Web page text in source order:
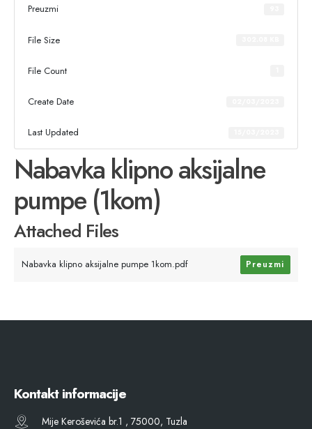
Preuzmi
File Size
File Count
Create Date
Last Updated
Nabavka klipno aksijalne
pumpe (1kom)
Attached Files
Nabavka klipno aksijalne pumpe 1kom.pdf Preuzmi
Kontakt informacije
Mije Keroševića br.1 , 75000, Tuzla